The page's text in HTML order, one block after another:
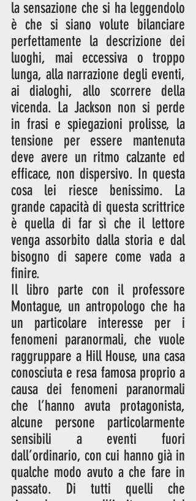
la sensazione che si ha leggendolo
è che si siano volute bilanciare
perfettamente la descrizione dei
luoghi, mai eccessiva o troppo
lunga, alla narrazione degli eventi,
ai dialoghi, allo scorrere della
vicenda. La Jackson non si perde
in frasi e spiegazioni prolisse, la
tensione per essere mantenuta
deve avere un ritmo calzante ed
efficace, non dispersivo. In questa
cosa lei riesce benissimo. La
grande capacità di questa scrittrice
è quella di far sì che il lettore
venga assorbito dalla storia e dal
bisogno di sapere come vada a
finire.
Il libro parte con il professore
Montague, un antropologo che ha
un particolare interesse per i
fenomeni paranormali, che vuole
raggruppare a Hill House, una casa
conosciuta e resa famosa proprio a
causa dei fenomeni paranormali
che l’hanno avuta protagonista,
alcune persone particolarmente
sensibili a eventi fuori
dall’ordinario, con cui hanno già in
qualche modo avuto a che fare in
passato. Di tutti quelli che